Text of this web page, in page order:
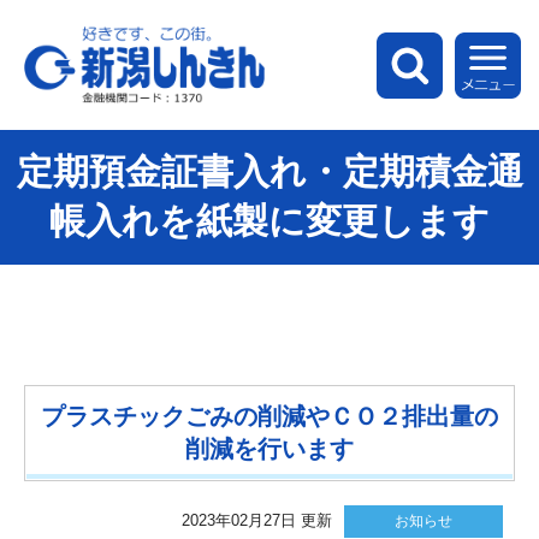
新潟しんきん
検索
定期預金証書入れ・定期積金通
帳入れを紙製に変更します
プラスチックごみの削減やＣＯ２排出量の
削減を行います
2023年02月27日 更新 お知らせ